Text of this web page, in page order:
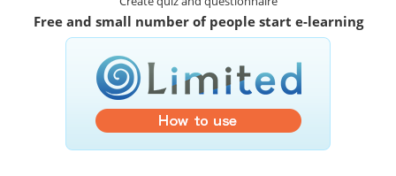
Free and small number of people start e-learning